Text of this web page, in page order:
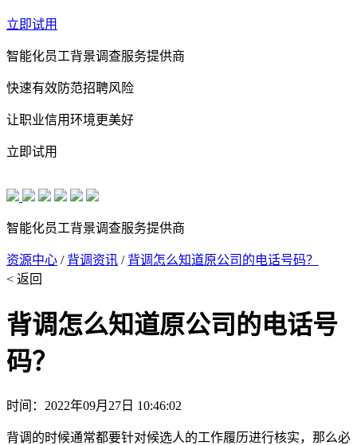
立即试用
智能化员工背景调查服务提供商
快速有效防范招聘风险
让职业信用环境更美好
立即试用
智能化员工背景调查服务提供商
资源中心 / 背调资讯 / 背调怎么知道原公司的电话号码？
< 返回
背调怎么知道原公司的电话号
码？
时间：2022年09月27日 10:46:02
背调的时候通常都要针对候选人的工作履历进行核实，那么必